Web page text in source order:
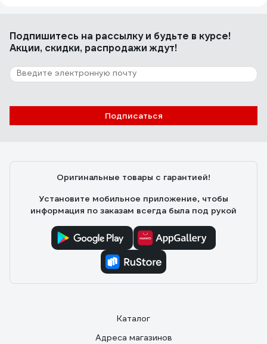
Подпишитесь на рассылкуи будьте в курсе!
Акции, скидки, распродажи ждут!
Подписаться
Оригинальные товары с гарантией!
Установите мобильное приложение, чтобы
информация по заказам всегда была под рукой
Каталог
Адреса магазинов